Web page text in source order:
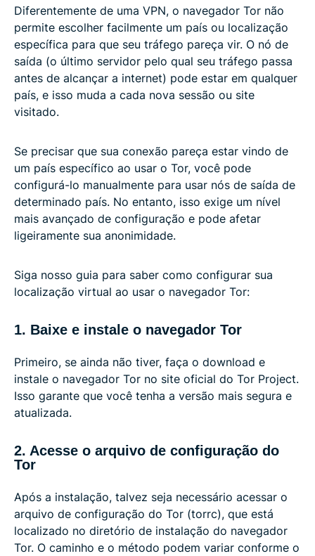
Diferentemente de uma VPN, o navegador Tor não
permite escolher facilmente um país ou localização
específica para que seu tráfego pareça vir. O nó de
saída (o último servidor pelo qual seu tráfego passa
antes de alcançar a internet) pode estar em qualquer
país, e isso muda a cada nova sessão ou site
visitado.
Se precisar que sua conexão pareça estar vindo de
um país específico ao usar o Tor, você pode
configurá-lo manualmente para usar nós de saída de
determinado país. No entanto, isso exige um nível
mais avançado de configuração e pode afetar
ligeiramente sua anonimidade.
Siga nosso guia para saber como configurar sua
localização virtual ao usar o navegador Tor:
1. Baixe e instale o navegador Tor
Primeiro, se ainda não tiver, faça o download e
instale o navegador Tor no site oficial do Tor Project.
Isso garante que você tenha a versão mais segura e
atualizada.
2. Acesse o arquivo de configuração do
Tor
Após a instalação, talvez seja necessário acessar o
arquivo de configuração do Tor (torrc), que está
localizado no diretório de instalação do navegador
Tor. O caminho e o método podem variar conforme o